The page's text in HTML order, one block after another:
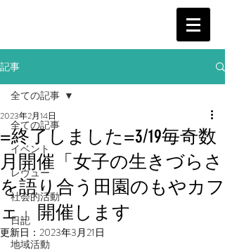
記事
全ての記事
イベント
レヴュー
社会的活動
日記
地域活動
全ての記事
=終了しました=3/19毎奇数
月開催「女子の生きづらさ
を語り合う田園のもやカフ
ェ」開催します
2023年2月14日
更新日： 2023年3月21日